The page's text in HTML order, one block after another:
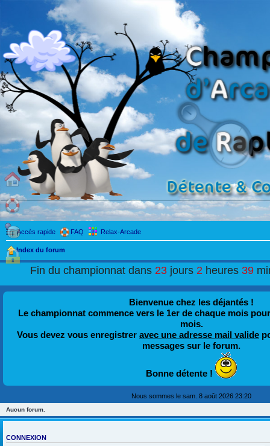
Accès rapide FAQ Relax-Arcade
Index du forum
Fin du championnat dans23 jours2 heures39
Bienvenue chez les déjantés !
Le championnat commence vers le 1er de chaque mois
mois.
Vous devez vous enregistrer avec une adresse mail valide
messages sur le forum.
Bonne détente !
Nous sommes le sam. 8 août 2026 23:20
Aucun forum.
CONNEXION